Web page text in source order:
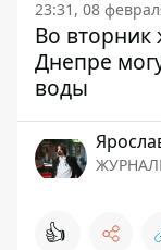
23:31, 08
Во вторник
Днепре
воды
👍